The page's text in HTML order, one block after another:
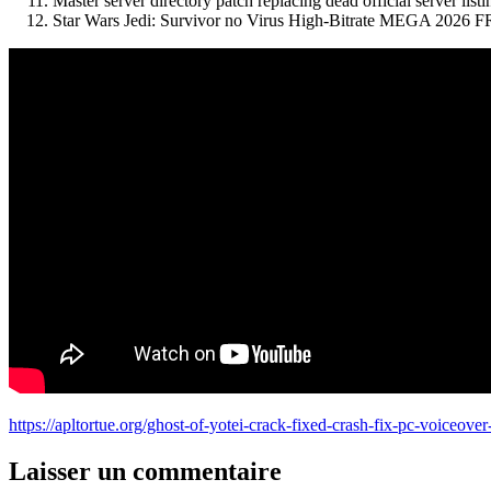
Star Wars Jedi: Survivor no Virus High-Bitrate MEGA 2026
https://apltortue.org/ghost-of-yotei-crack-fixed-crash-fix-pc-
Laisser un commentaire